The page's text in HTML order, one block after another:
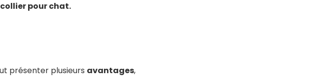
pour chat.
présenter plusieurs avantages,